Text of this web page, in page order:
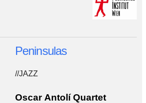
Peninsulas
//JAZZ
Oscar Antolí Quartet